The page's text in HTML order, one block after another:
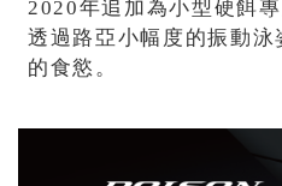
2020年追加為小型硬餌
透過路亞小幅度的振動
的食慾。